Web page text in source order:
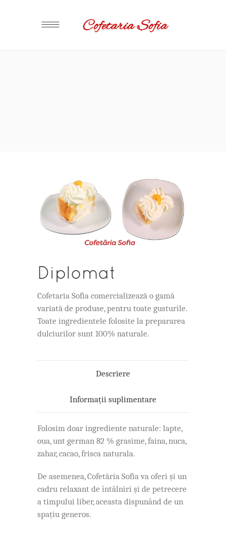
Diplomat
Cofetaria Sofia comercializează o gamă
variată de produse, pentru toate gusturile.
Toate ingredientele folosite la prepararea
dulciurilor sunt 100% naturale.
Descriere
Informații suplimentare
Folosim doar ingrediente naturale: lapte,
oua, unt german 82 % grasime, faina, nuca,
zahar, cacao, frisca naturala.
De asemenea, Cofetăria Sofia va oferi și un
cadru relaxant de întâlniri și de petrecere
a timpului liber, aceasta dispunând de un
spațiu generos.